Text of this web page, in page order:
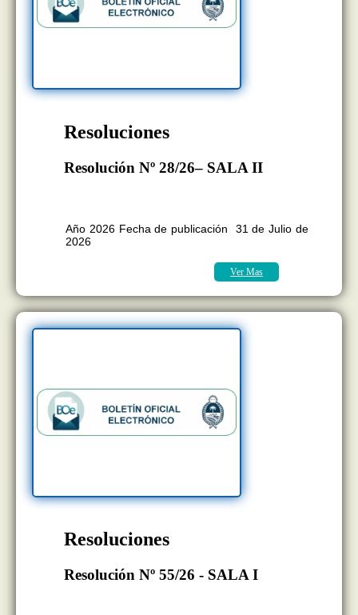
Resoluciones
Resolución Nº 28/26– SALA II
Año 2026 Fecha de publicación 31 de Julio de
2026
Ver Mas
Resoluciones
Resolución Nº 55/26 - SALA I